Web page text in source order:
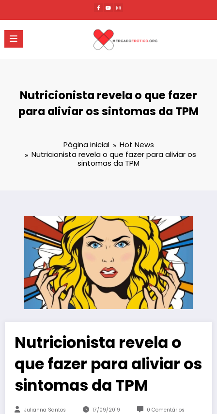
o
conteúdo
Nutricionista revela o que fazer
para aliviar os sintomas da TPM
Página inicial
Hot News
Nutricionista revela o que fazer para aliviar os
sintomas da TPM
Nutricionista revela o
que fazer para aliviar os
sintomas da TPM
Julianna Santos 17/09/2019 0 Comentários